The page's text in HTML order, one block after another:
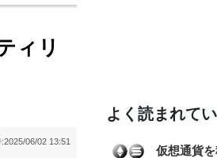
ィリ
2025/06/02 13:51
よく読まれて
仮想通貨